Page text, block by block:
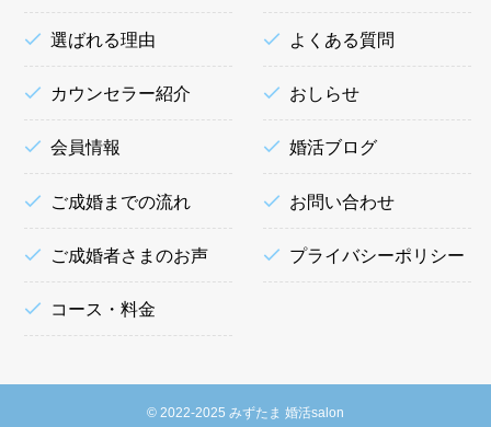
選ばれる理由
カウンセラー紹介
会員情報
ご成婚までの流れ
ご成婚者さまのお声
コース・料金
よくある質問
おしらせ
婚活ブログ
お問い合わせ
プライバシーポリシー
© 2022-2025 みずたま 婚活salon